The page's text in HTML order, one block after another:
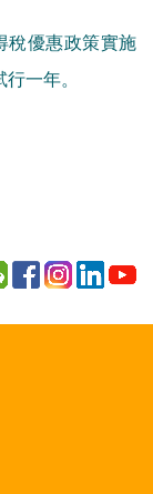
稅優惠政策實施
一年。